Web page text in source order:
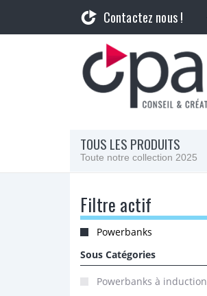
Contactez nous !
TOUS LES PRODUITS
Toute notre collection 2025
Filtre actif
Powerbanks
Sous Catégories
Powerbanks à induction